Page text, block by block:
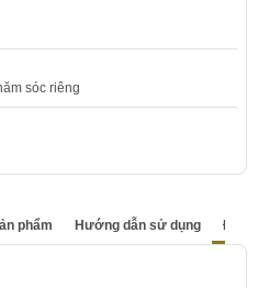
sóc riêng
phẩm Hướng dẫn sử dụng Đánh